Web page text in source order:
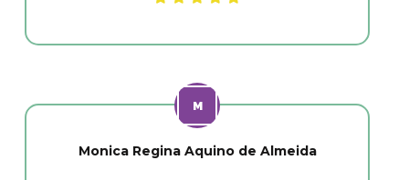
Monica Regina Aquino de Almeida